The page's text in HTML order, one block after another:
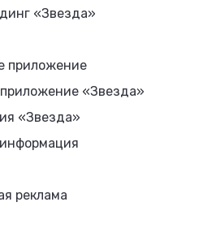
«Звезда»
приложение
«Звезда»
«Звезда»
реклама